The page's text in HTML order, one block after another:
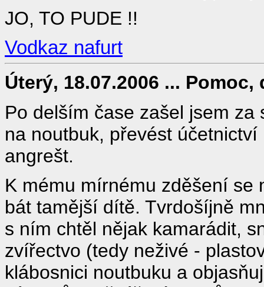
JO, TO PUDE !!
Vodkaz nafurt
Úterý, 18.07.2006 ... Pomoc,
Po delším čase zašel jsem
na noutbuk, převést
angrešt.
K mému mírnému zděšení se
bát tamější dítě. Tvrdošíjně
s ním chtěl nějak kamarádit,
zvířectvo (tedy neživé -
klábosnici noutbuku a